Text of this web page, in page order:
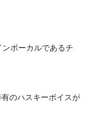
ボーカルであるチ
のハスキーボイスが